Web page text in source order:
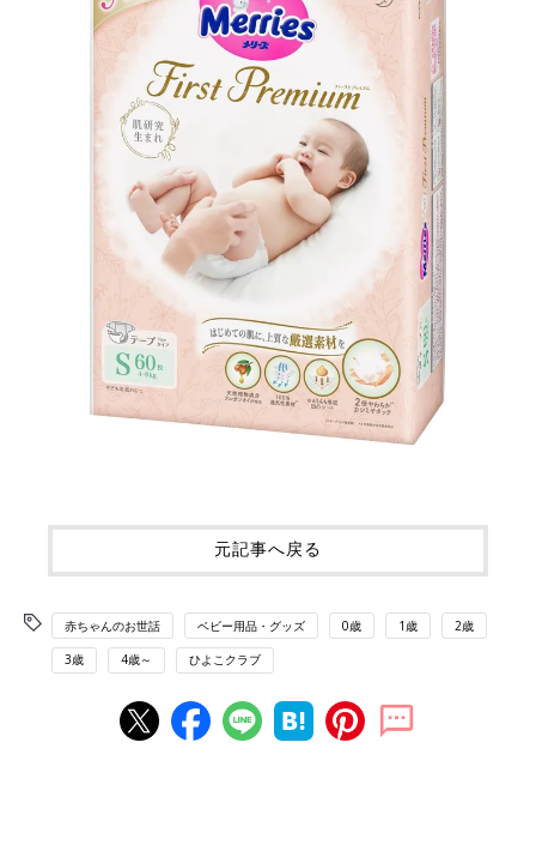
元記事へ戻る
赤ちゃんのお世話 ベビー用品・グッズ 0歳 1歳 2歳
3歳 4歳～ ひよこクラブ